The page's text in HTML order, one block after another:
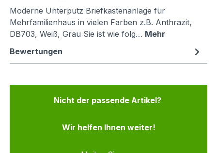
Moderne Unterputz Briefkastenanlage für
Mehrfamilienhaus in vielen Farben z.B. Anthrazit,
DB703, Weiß, Grau Sie ist wie folg… Mehr
Bewertungen
Nicht der passende Artikel?
Wir helfen Ihnen weiter!